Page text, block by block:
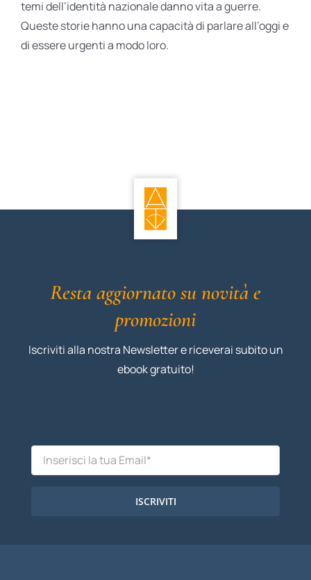
temi dell’identità nazionale danno vita a guerre.
Queste storie hanno una capacità di parlare all’oggi e
di essere urgenti a modo loro.
Resta aggiornato su novità e
promozioni
Iscriviti alla nostra Newsletter e riceverai subito un
ebook gratuito!
ISCRIVITI